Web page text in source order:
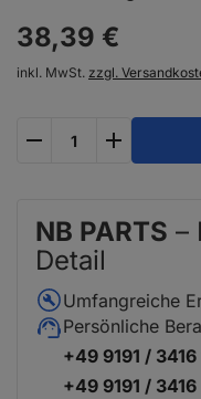
38,39 €
inkl. MwSt. zzgl.
NB PARTS –
Detail
Umfangreiche
Persönliche
+49 9191 /
+49 9191 /